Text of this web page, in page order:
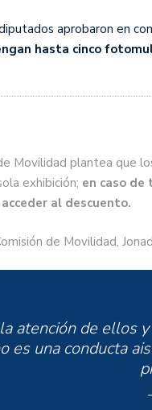
aprobaron en
hasta cinco
Movilidad plantea que
exhibición; en caso de
al descuento.
de Movilidad,
atención de ellos
es una conducta